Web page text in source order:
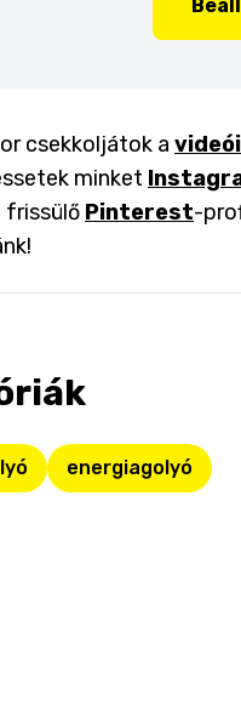
csekkoljátok a
minket
frissülő Pinterest-
energiagolyó